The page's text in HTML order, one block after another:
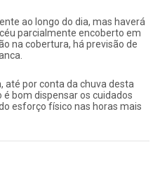
ao longo do dia, mas haverá
parcialmente encoberto em
na cobertura, há previsão de
até por conta da chuva desta
bom dispensar os cuidados
esforço físico nas horas mais